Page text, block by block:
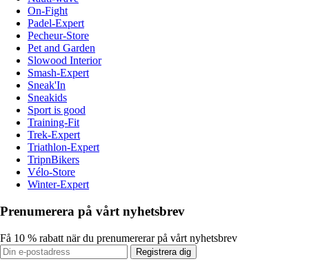
On-Fight
Padel-Expert
Pecheur-Store
Pet and Garden
Slowood Interior
Smash-Expert
Sneak'In
Sneakids
Sport is good
Training-Fit
Trek-Expert
Triathlon-Expert
TripnBikers
Vélo-Store
Winter-Expert
Prenumerera på vårt nyhetsbrev
Få 10 % rabatt när du prenumererar på vårt nyhetsbrev
Registrera dig